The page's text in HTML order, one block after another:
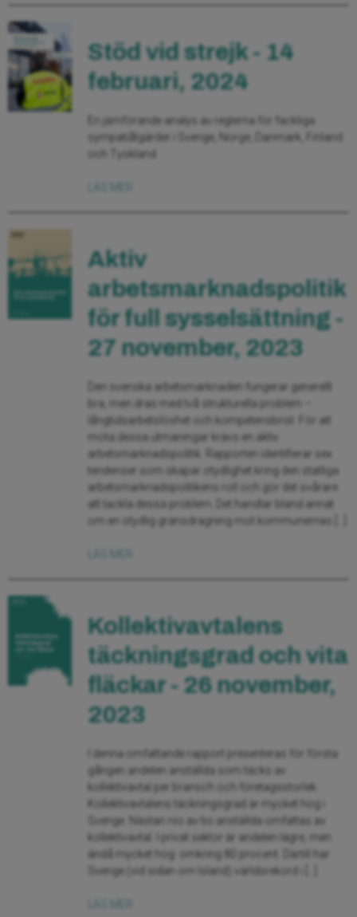
Stöd vid strejk - 14
februari, 2024
En jämförande analys av reglerna för fackliga
sympatiåtgärder i Sverige, Norge, Danmark, Finland
och Tyskland
Aktiv
arbetsmarknadspolitik
för full sysselsättning -
27 november, 2023
Den svenska arbetsmarknaden fungerar generellt
bra, men dras med två strukturella problem –
långtidsarbetslöshet och kompetensbrist. För att
möta dessa utmaningar krävs en aktiv
arbetsmarknadspolitik. Rapporten identifierar sex
tendenser som skapar otydlighet kring den statliga
arbetsmarknadspolitikens roll och gör det svårare
att tackla dessa problem. Det handlar bland annat
om en otydlig gränsdragning mot kommunernas […]
Kollektivavtalens
täckningsgrad och vita
fläckar - 26 november,
2023
I denna omfattande rapport presenteras för första
gången andelen anställda som täcks av
kollektivavtal per bransch och företagsstorlek.
Kollektivavtalens täckningsgrad är mycket hög i
Sverige. Nästan nio av tio anställda omfattas av
kollektivavtal. I privat sektor är andelen lägre, men
ändå mycket hög: omkring 80 procent. Därtill har
Sverige (vid sidan om Island) världsrekord i […]